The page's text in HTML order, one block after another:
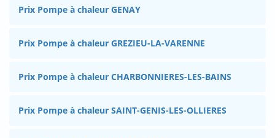
Prix Pompe à chaleur GENAY
Prix Pompe à chaleur GREZIEU-LA-VARENNE
Prix Pompe à chaleur CHARBONNIERES-LES-BAINS
Prix Pompe à chaleur SAINT-GENIS-LES-OLLIERES